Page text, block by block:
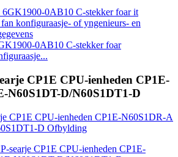
0AB10 C-stekker foar
CP1E CPU-ienheden CP1E-
N60S1DT-D/N60S1DT1-D